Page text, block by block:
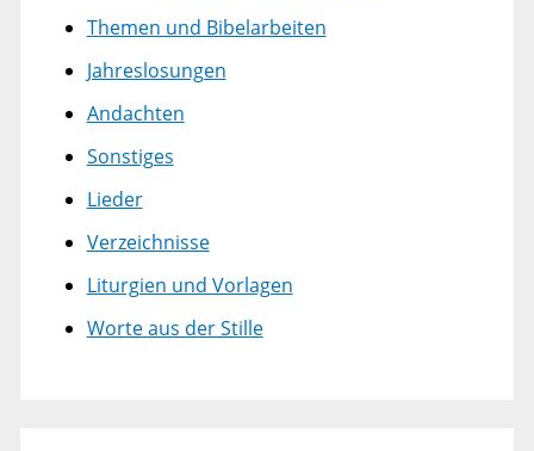
Themen und Bibelarbeiten
Jahreslosungen
Andachten
Sonstiges
Lieder
Verzeichnisse
Liturgien und Vorlagen
Worte aus der Stille